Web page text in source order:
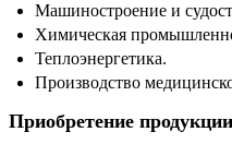
Машиностроение и
Химическая
Теплоэнергетика.
Производство
Приобретение продукции